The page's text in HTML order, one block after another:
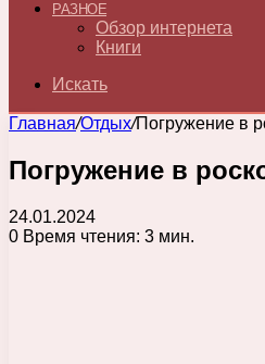
РАЗНОЕ
Обзор интернета
Книги
Искать
Главная/Отдых/Погружение в
Погружение в
24.01.2024
0 Время чтения: 3 мин.